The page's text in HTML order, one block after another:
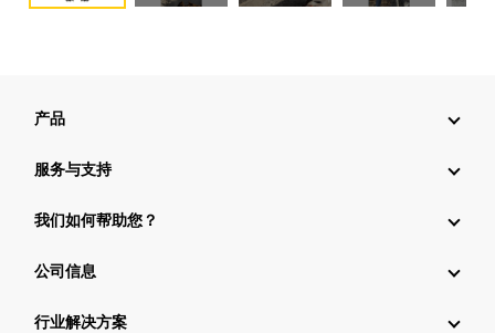
产品
服务与支持
我们如何帮助您？
公司信息
行业解决方案